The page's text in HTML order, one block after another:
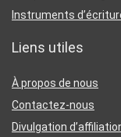
Instruments
Liens utiles
À propos de nous
Contactez-nous
Divulgation